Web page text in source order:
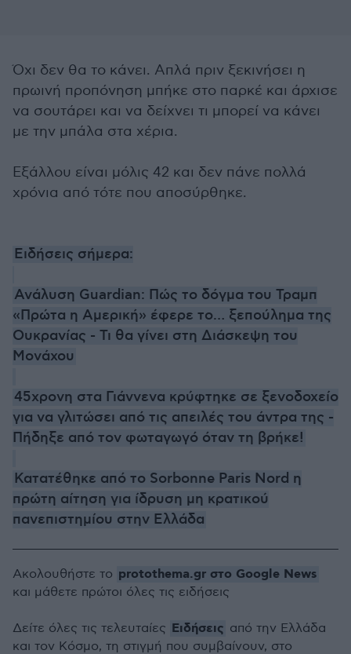
Όχι δεν θα το κάνει. Απλά πριν ξεκινήσει η
πρωινή προπόνηση μπήκε στο παρκέ και άρχισε
να σουτάρει και να δείχνει τι μπορεί να κάνει
με την μπάλα στα χέρια.
Εξάλλου είναι μόλις 42 και δεν πάνε πολλά
χρόνια από τότε που αποσύρθηκε.
Ειδήσεις σήμερα:
Ανάλυση Guardian: Πώς το δόγμα του Τραμπ
«Πρώτα η Αμερική» έφερε το… ξεπούλημα της
Ουκρανίας - Τι θα γίνει στη Διάσκεψη του
Μονάχου
45χρονη στα Γιάννενα κρύφτηκε σε ξενοδοχείο
για να γλιτώσει από τις απειλές του άντρα της -
Πήδηξε από τον φωταγωγό όταν τη βρήκε!
Κατατέθηκε από το Sorbonne Paris Nord η
πρώτη αίτηση για ίδρυση μη κρατικού
πανεπιστημίου στην Ελλάδα
Ακολουθήστε το protothema.gr στο Google News
και μάθετε πρώτοι όλες τις ειδήσεις
Δείτε όλες τις τελευταίες Ειδήσεις από την Ελλάδα
και τον Κόσμο, τη στιγμή που συμβαίνουν, στο